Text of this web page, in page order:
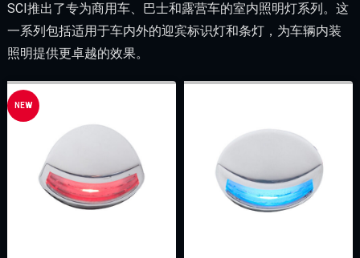
SCI推出了专为商用车、巴士和露营车的室内照明灯系列。这
一系列包括适用于车内外的迎宾标识灯和条灯，为车辆内装
照明提供更卓越的效果。
NEW